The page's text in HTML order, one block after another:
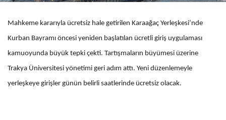
Mahkeme kararıyla ücretsiz hale getirilen Karaağaç Yerleşkesi’nde
Kurban Bayramı öncesi yeniden başlatılan ücretli giriş uygulaması
kamuoyunda büyük tepki çekti. Tartışmaların büyümesi üzerine
Trakya Üniversitesi yönetimi geri adım attı. Yeni düzenlemeyle
yerleşkeye girişler günün belirli saatlerinde ücretsiz olacak.